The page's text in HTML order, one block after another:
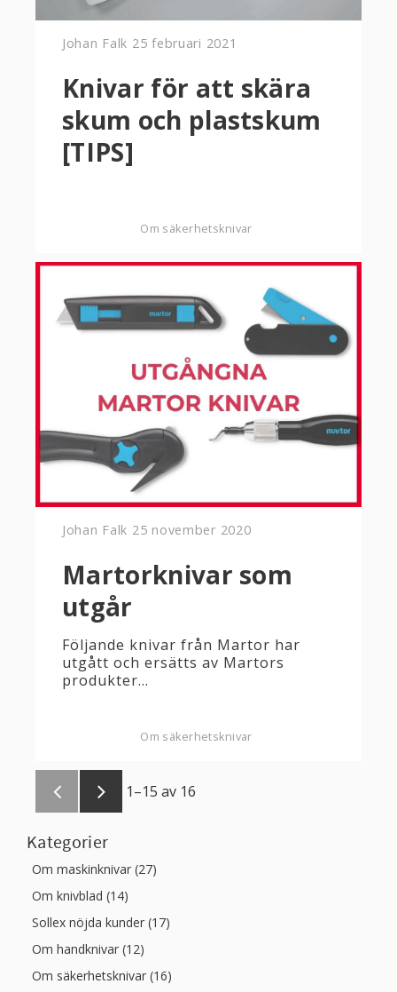
Johan Falk 25 februari 2021
Knivar för att skära
skum och plastskum
[TIPS]
Om säkerhetsknivar
Johan Falk 25 november 2020
Martorknivar som
utgår
Följande knivar från Martor har
utgått och ersätts av Martors
produkter...
Om säkerhetsknivar
1–15 av 16
Kategorier
Om maskinknivar (27)
Om knivblad (14)
Sollex nöjda kunder (17)
Om handknivar (12)
Om säkerhetsknivar (16)